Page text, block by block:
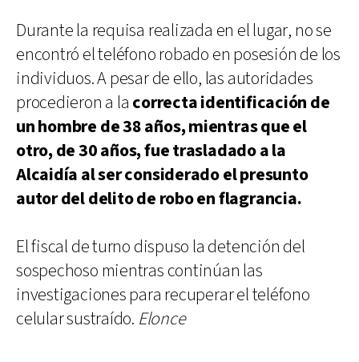
Durante la requisa realizada en el lugar, no se
encontró el teléfono robado en posesión de los
individuos. A pesar de ello, las autoridades
procedieron a la correcta identificación de
un hombre de 38 años, mientras que el
otro, de 30 años, fue trasladado a la
Alcaidía al ser considerado el presunto
autor del delito de robo en flagrancia.
El fiscal de turno dispuso la detención del
sospechoso mientras continúan las
investigaciones para recuperar el teléfono
celular sustraído. Elonce